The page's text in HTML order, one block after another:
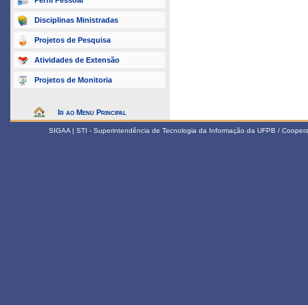
Disciplinas Ministradas
Projetos de Pesquisa
Atividades de Extensão
Projetos de Monitoria
Ir ao Menu Principal
SIGAA | STI - Superintendência de Tecnologia da Informação da UFPB /